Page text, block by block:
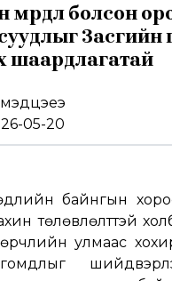
болсон
Засгийн
шаардлагатай
05-20
байнгын
төлөвлөлттэй
улмаас